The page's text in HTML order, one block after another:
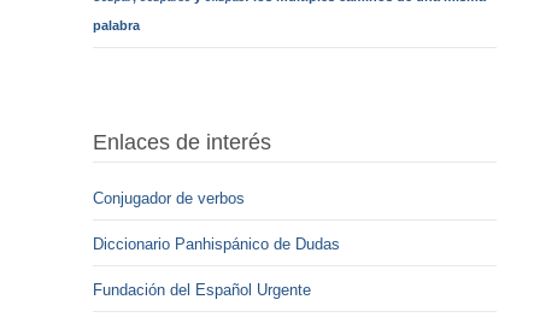
palabra
Enlaces de interés
Conjugador de verbos
Diccionario Panhispánico de Dudas
Fundación del Español Urgente